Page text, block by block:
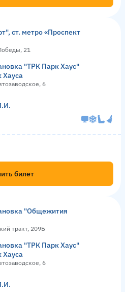
ст. метро «Проспект
21
"ТРК Парк Хаус"
Хауса
6
билет
"Общежития
тракт, 209Б
"ТРК Парк Хаус"
Хауса
6